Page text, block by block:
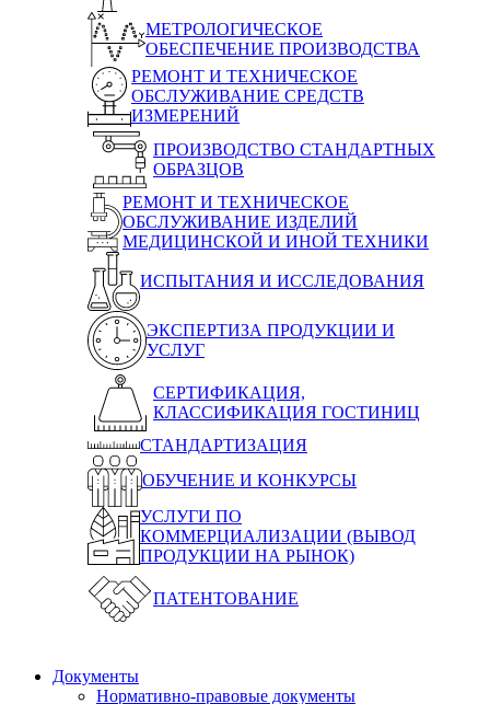
МЕТРОЛОГИЧЕСКОЕ
ОБЕСПЕЧЕНИЕ ПРОИЗВОДСТВА
РЕМОНТ И ТЕХНИЧЕСКОЕ
ОБСЛУЖИВАНИЕ СРЕДСТВ
ИЗМЕРЕНИЙ
ПРОИЗВОДСТВО СТАНДАРТНЫХ
ОБРАЗЦОВ
РЕМОНТ И ТЕХНИЧЕСКОЕ
ОБСЛУЖИВАНИЕ ИЗДЕЛИЙ
МЕДИЦИНСКОЙ И ИНОЙ ТЕХНИКИ
ИСПЫТАНИЯ И ИССЛЕДОВАНИЯ
ЭКСПЕРТИЗА ПРОДУКЦИИ И
УСЛУГ
СЕРТИФИКАЦИЯ,
КЛАССИФИКАЦИЯ ГОСТИНИЦ
СТАНДАРТИЗАЦИЯ
ОБУЧЕНИЕ И КОНКУРСЫ
УСЛУГИ ПО
КОММЕРЦИАЛИЗАЦИИ (ВЫВОД
ПРОДУКЦИИ НА РЫНОК)
ПАТЕНТОВАНИЕ
Документы
Нормативно-правовые документы